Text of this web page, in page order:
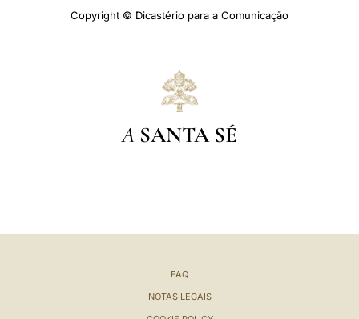
Copyright © Dicastério para a Comunicação
A SANTA SÉ
FAQ
NOTAS LEGAIS